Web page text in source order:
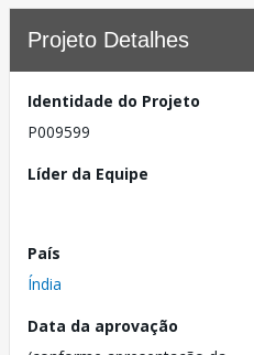
Projeto Detalhes
Identidade do Projeto
P009599
Líder da Equipe
País
Índia
Data da aprovação